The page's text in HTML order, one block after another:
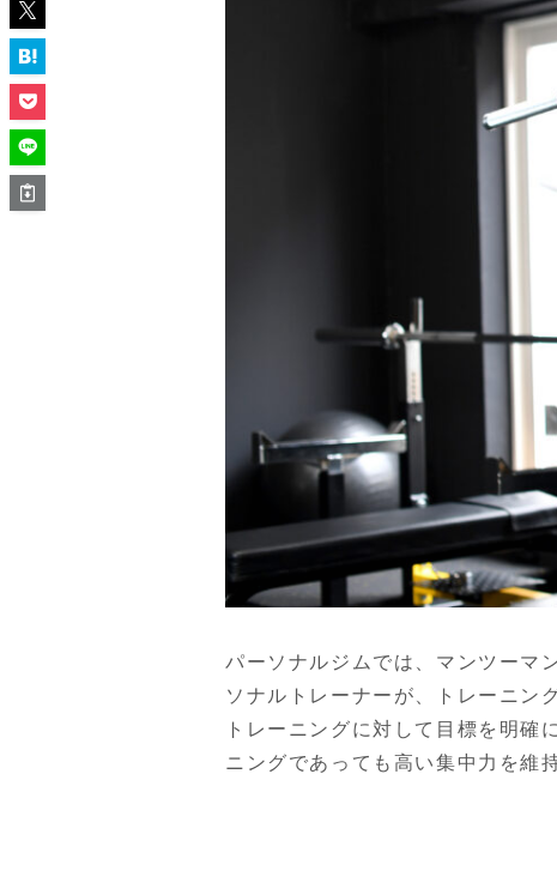
パーソナルジムでは、マンツーマ
ソナルトレーナーが、トレーニン
トレーニングに対して目標を明確
ニングであっても高い集中力を維